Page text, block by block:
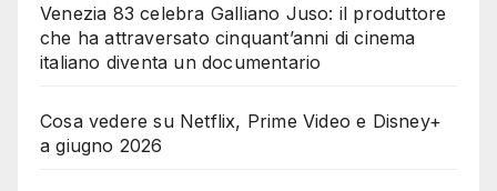
Venezia 83 celebra Galliano Juso: il produttore
che ha attraversato cinquant’anni di cinema
italiano diventa un documentario
Cosa vedere su Netflix, Prime Video e Disney+
a giugno 2026